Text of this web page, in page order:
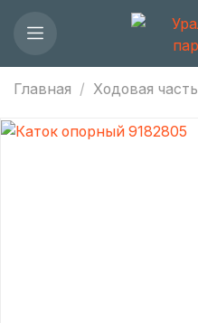
Главная Ходовая часть